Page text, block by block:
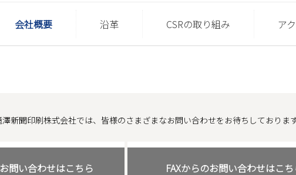
会社概要 沿革 CSRの取り組み ア
澤新聞印刷株式会社では、皆様のさまざまなお問い合わせをお待ちしておりま
問い合わせはこちら FAXからのお問い合わせはこち